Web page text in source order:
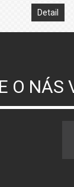
Detail
O NÁS